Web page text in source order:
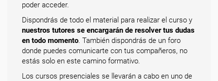
poder acceder.
Dispondrás de todo el material para realizar el curso y
nuestros tutores se encargarán de resolver tus dudas
en todo momento. También dispondrás de un foro
donde puedes comunicarte con tus compañeros, no
estás solo en este camino formativo.
Los cursos presenciales se llevarán a cabo en uno de